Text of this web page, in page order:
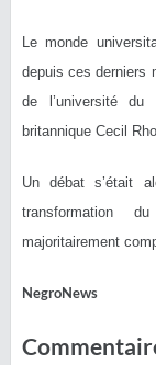
Le monde
depuis ces derniers
de l’université
britannique Cecil
Un débat s’était
transformation
majoritairement
NegroNews